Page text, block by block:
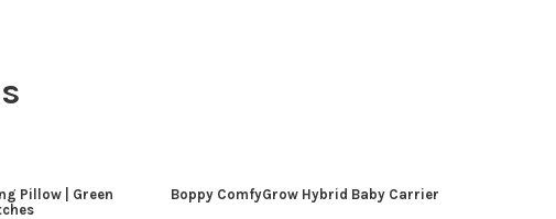
Pillow | Green
Boppy ComfyGrow Hybrid Baby Carrier